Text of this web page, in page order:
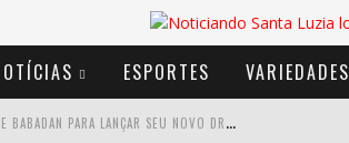
ESPORTES VARIEDADES
E
QUILIBRISTA FAZ FESTA COM BNEGÃO E BABADAN PARA LANÇAR SEU NOVO DRINK: CHABLAUZIN